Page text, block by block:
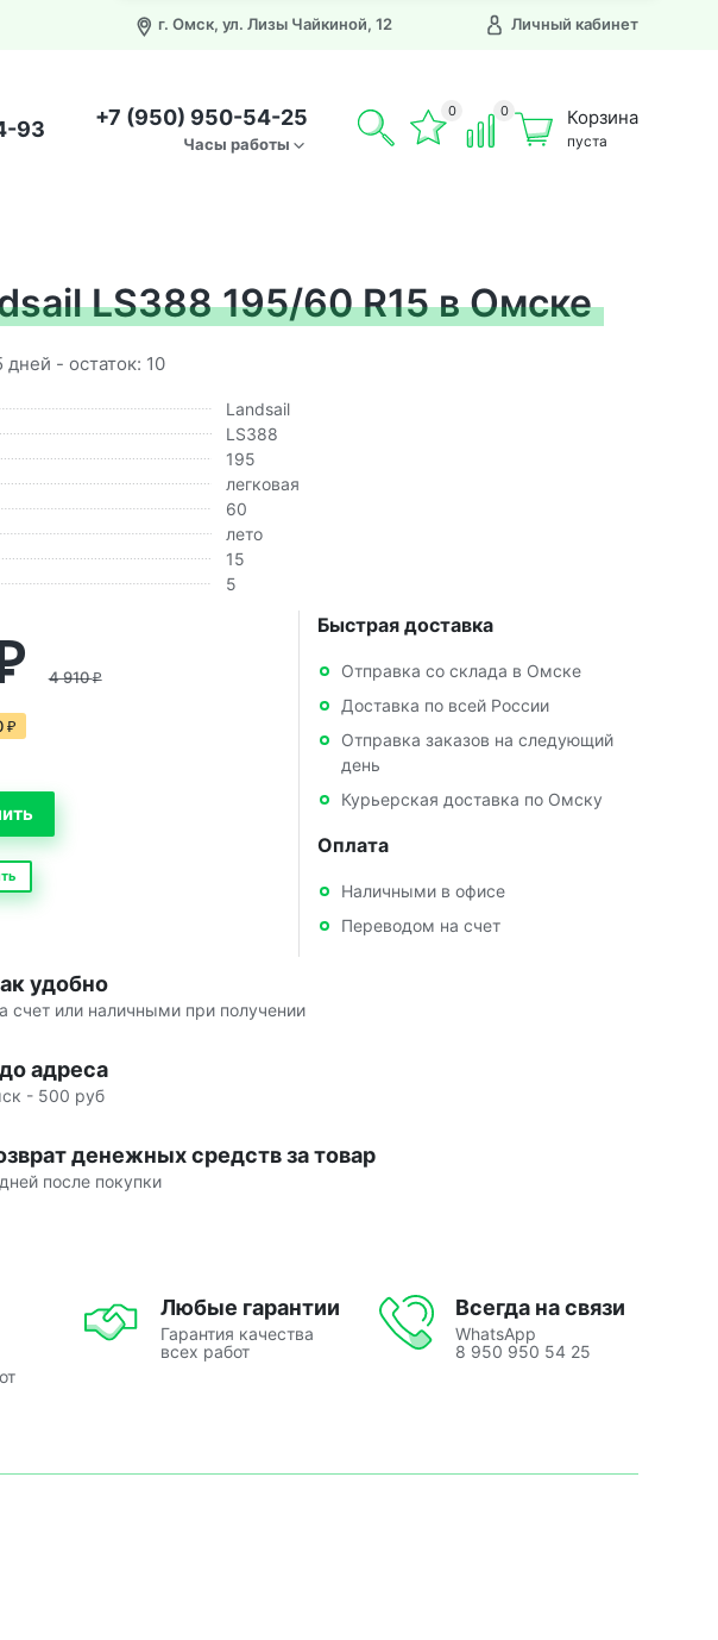
г. Омск, ул. Лизы Чайкиной, 12 Личный кабинет
93 +7 (950) 950-54-25
Часы работы
0 0 Корзина
пуста
LS388 195/60 R15 в Омске
- остаток: 10
Landsail
LS388
195
легковая
60
лето
15
5
4 910₽
₽
Быстрая доставка
Отправка со склада в Омске
Доставка по всей России
Отправка заказов на следующий
день
Курьерская доставка по Омску
Оплата
Наличными в офисе
Переводом на счет
удобно
счет или наличными при получении
адреса
- 500 руб
денежных средств за товар
после покупки
Любые гарантии
Гарантия качества
всех работ
Всегда на связи
WhatsApp
8 950 950 54 25